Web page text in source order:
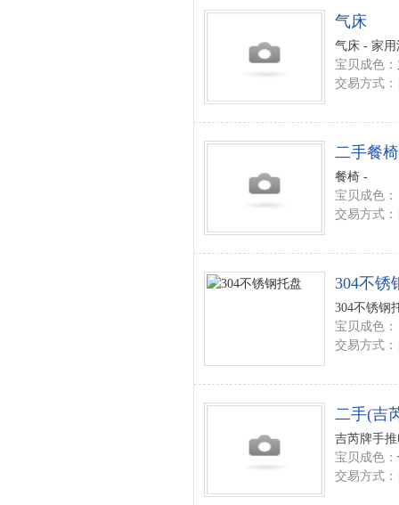
气床
气床 - 家用
宝贝成色：
交易方式：
二手餐椅
餐椅 -
宝贝成色：
交易方式：
304不锈
304不锈钢
宝贝成色：
交易方式：
二手(吉
吉芮牌手
宝贝成色：
交易方式：